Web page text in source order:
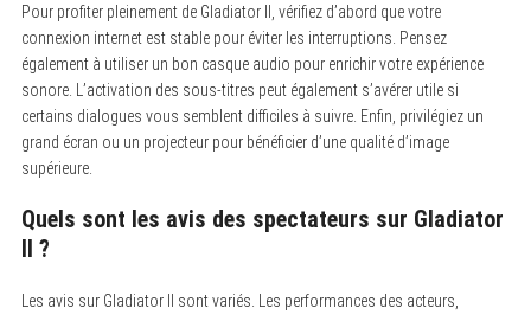
Pour profiter pleinement de Gladiator II, vérifiez d’abord que votre
connexion internet est stable pour éviter les interruptions. Pensez
également à utiliser un bon casque audio pour enrichir votre expérience
sonore. L’activation des sous-titres peut également s’avérer utile si
certains dialogues vous semblent difficiles à suivre. Enfin, privilégiez un
grand écran ou un projecteur pour bénéficier d’une qualité d’image
supérieure.
Quels sont les avis des spectateurs sur Gladiator
II ?
Les avis sur Gladiator II sont variés. Les performances des acteurs,